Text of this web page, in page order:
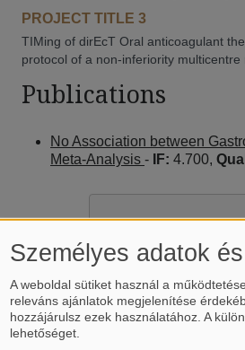
PROJECT TITLE 3
TIMing of dirEcT Oral anticoagulant
protocol of a non-inferiority multicentre
Publications
No Association between
Meta-Analysis - IF: 4.700,
Személyes adatok
A weboldal sütiket használ a
releváns ajánlatok megjelenítése
hozzájárulsz ezek használatához. A
lehetőséget.